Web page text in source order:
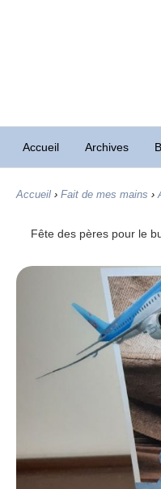
Accueil Archives
Accueil › Fait de mes mains ›
Fête des pères pour le